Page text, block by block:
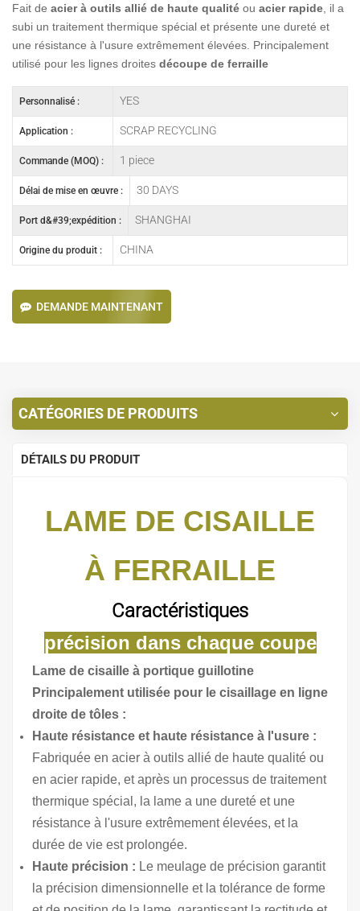
Fait de acier à outils allié de haute qualité ou acier rapide , il a
subi un traitement thermique spécial et présente une dureté et
une résistance à l'usure extrêmement élevées. Principalement
utilisé pour les lignes droites découpe de ferraille
Personnalisé : YES
Application : SCRAP RECYCLING
Commande (MOQ) : 1 piece
Délai de mise en œuvre : 30 DAYS
Port d&#39;expédition : SHANGHAI
Origine du produit : CHINA
DEMANDE MAINTENANT
CATÉGORIES DE PRODUITS
DÉTAILS DU PRODUIT
LAME DE CISAILLE
À FERRAILLE
Caractéristiques
précision dans chaque coupe
Lame de cisaille à portique guillotine
Principalement utilisée pour le cisaillage en ligne
droite de tôles :
Haute résistance et haute résistance à l'usure :
Fabriquée en acier à outils allié de haute qualité ou
en acier rapide, et après un processus de traitement
thermique spécial, la lame a une dureté et une
résistance à l'usure extrêmement élevées, et la
durée de vie est prolongée.
Haute précision : Le meulage de précision garantit
la précision dimensionnelle et la tolérance de forme